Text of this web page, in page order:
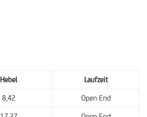
Hebel Laufzeit
8,42 Open End